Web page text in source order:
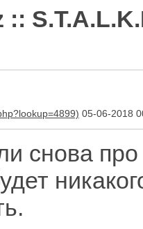
::
05-06-2018
снова